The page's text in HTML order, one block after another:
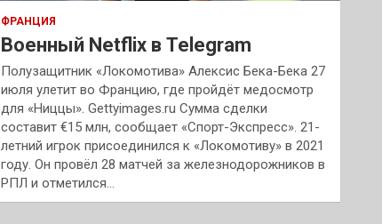
ФРАНЦИЯ
Военный Netflix в Telegram
Полузащитник «Локомотива» Алексис Бека-Бека 27
июля улетит во Францию, где пройдёт медосмотр
для «Ниццы». Gettyimages.ru Сумма сделки
составит €15 млн, сообщает «Спорт-Экспресс». 21-
летний игрок присоединился к «Локомотиву» в 2021
году. Он провёл 28 матчей за железнодорожников в
РПЛ и отметился…